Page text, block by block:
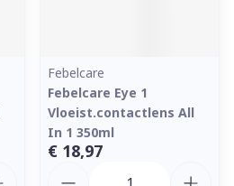
Febelcare
Febelcare Eye 1
Vloeist.contactlens All
In 1 350ml
€ 18,97